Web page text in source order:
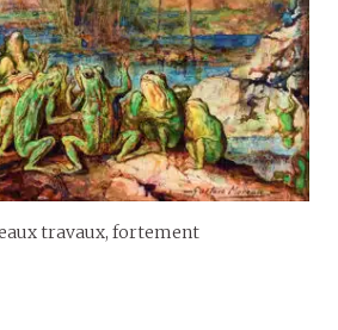
travaux, fortement